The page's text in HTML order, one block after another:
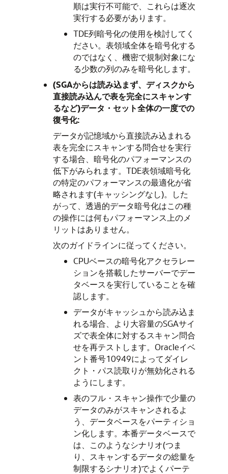
順は実行不可能で、これらは逐次
実行する必要があります。
TDE列暗号化の使用を検討してく
ださい。表領域全体を暗号化する
のではなく、機密で規制対象にな
る少数の列のみを暗号化します。
(SGAからは読み込まず、ディスクから
直接読み込んで表を完全にスキャンす
るなど)データ・セット全体の一度での
復号化:
データが記憶域から直接読み込まれる
表を完全にスキャンする問合せを実行
する場合、暗号化のパフォーマンスの
低下がみられます。TDE表領域暗号化
の特定のパフォーマンスの最適化が省
略されます(キャッシングなし)。した
がって、透過的データ暗号化はこの種
の操作には何もパフォーマンス上のメ
リットはありません。
次のガイドラインに従ってください。
CPUベースの暗号化アクセラレー
ションを搭載したサーバーでデー
タベースを実行していることを確
認します。
データがキャッシュから読み込ま
れる場合、より大容量のSGAサイ
ズで表全体に対するスキャン問合
せを再テストします。Oracleイベ
ント番号10949によってダイレ
クト・パス読取りが無効化される
ようにします。
表のフル・スキャン操作で少量の
データのみがスキャンされるよ
う、データベースをパーティショ
ン化します。本番データベースで
は、このようなシナリオ(つま
り、スキャンするデータの総量を
制限するシナリオ)でよくパーテ